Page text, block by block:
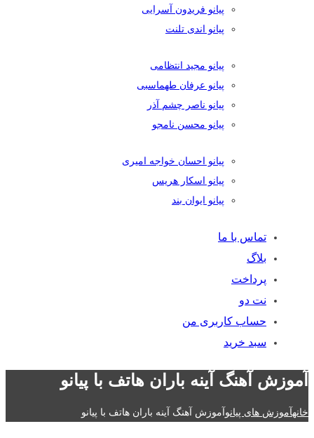
پیانو فریدون آسرایی
پیانو اندی تلنت
پیانو مجید انتظامی
پیانو عرفان طهماسبی
پیانو ناصر چشم آذر
پیانو محسن نامجو
پیانو احسان خواجه امیری
پیانو اسکار هریس
پیانو ایوان بند
تماس با ما
بلاگ
پرداخت
نت دو
حساب کاربری من
سبد خرید
آموزش آهنگ آینه باران هاتف با پیانو
خانهآموزش های پیانوآموزش آهنگ آینه باران هاتف با پیانو